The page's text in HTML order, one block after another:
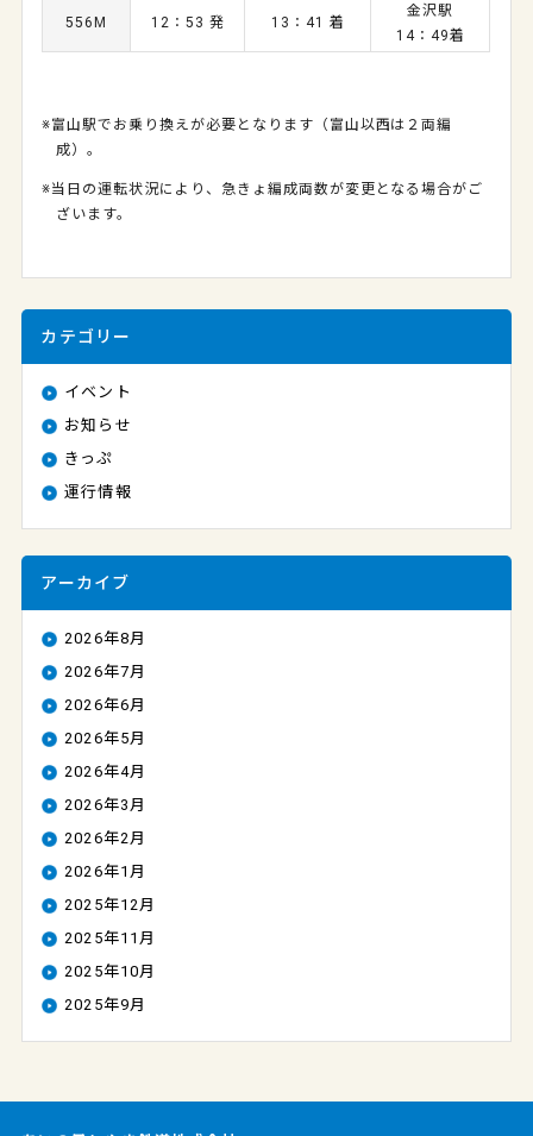
556M 12：53 発 13：41 着
金沢駅
14：49着
※富山駅でお乗り換えが必要となります（富山以西は２両編
成）。
※当日の運転状況により、急きょ編成両数が変更となる場合がご
ざいます。
カテゴリー
イベント
お知らせ
きっぷ
運行情報
アーカイブ
2026年8月
2026年7月
2026年6月
2026年5月
2026年4月
2026年3月
2026年2月
2026年1月
2025年12月
2025年11月
2025年10月
2025年9月